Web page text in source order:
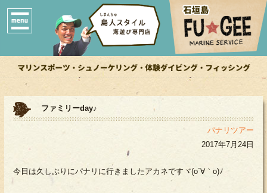
ファミリーday♪
パナリツアー
2017年7月24日
今日は久しぶりにパナリに行きましたアカネですヾ(o´∀｀o)ﾉ